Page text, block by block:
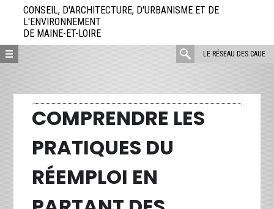
directement
contenu
CONSEIL, D'ARCHITECTURE, D'URBANISME ET DE
L'ENVIRONNEMENT
DE MAINE-ET-LOIRE
LE RÉSEAU DES CAUE
rechercher
COMPRENDRE LES
PRATIQUES DU
RÉEMPLOI EN